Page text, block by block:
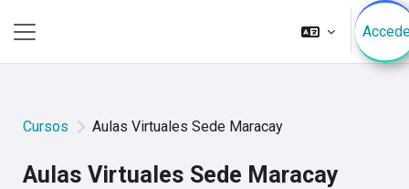
Cursos Aulas Virtuales Sede Maracay
Aulas Virtuales Sede Maracay